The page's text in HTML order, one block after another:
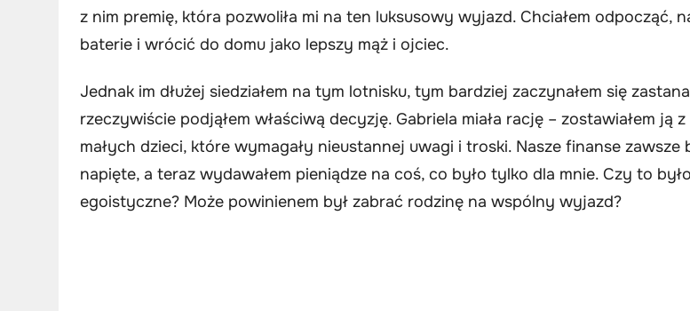
z nim premię, która pozwoliła mi na ten luksusowy wyjazd. Chciałem odpocząć,
baterie i wrócić do domu jako lepszy mąż i ojciec.
Jednak im dłużej siedziałem na tym lotnisku, tym bardziej zaczynałem się
rzeczywiście podjąłem właściwą decyzję. Gabriela miała rację – zostawiałem ją
małych dzieci, które wymagały nieustannej uwagi i troski. Nasze finanse zawsze
napięte, a teraz wydawałem pieniądze na coś, co było tylko dla mnie. Czy to było
egoistyczne? Może powinienem był zabrać rodzinę na wspólny wyjazd?